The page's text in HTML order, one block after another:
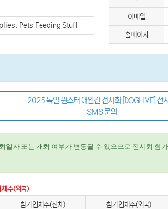
Pets Feeding Stuff
이메일
홈페이지
2025 독일 뮌스터 애완견 전시회 [DOGLIVE] 전
SMS 문의
자 또는 개최 여부가 변동될 수 있으므로 전시회 참
수(외국)
참가업체수(전체) 참가업체수(외국)